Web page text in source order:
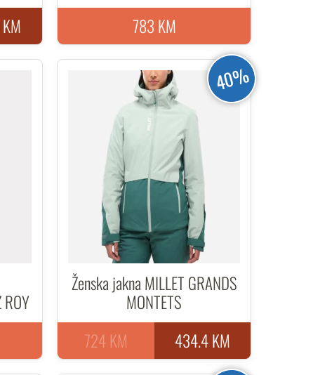
783 KM
40%
Ženska jakna MILLET GRANDS
MONTETS
434.4 KM
724 KM